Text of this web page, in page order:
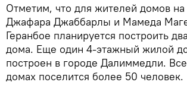
Отметим, что для жителей домов на
Джафара Джаббарлы и Мамеда
Геранбое планируется построить
дома. Еще один 4-этажный жилой
построен в городе Далиммедли.
домах поселится более 50 человек.